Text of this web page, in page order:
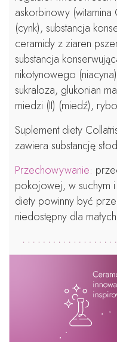
askorbinowy (witamina
(cynk), substancja
ceramidy z ziaren
substancja
nikotynowego
sukraloza, glukonian
miedzi (II) (miedź),
Suplement diety
zawiera substancję
Przechowywanie:
pokojowej, w suchym
diety powinny być
niedostępny dla